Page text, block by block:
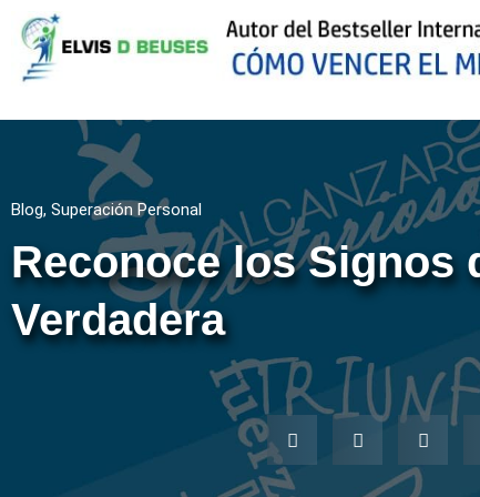
Blog, Superación Personal
Reconoce los Signos
Verdadera